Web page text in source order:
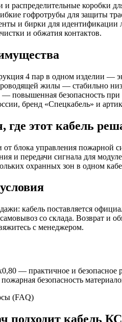
и распределительные коробки
гофротрубы для защиты
и бирки для идентификации
и обжатия контактов.
4 пар в одном изделии —
жилы — стабильно
повышенная безопасность при
бренд «Спецкабель» и
этот кабель
блока управления пожарной
и передачи сигнала для
охранных зон в одном
кабель поставляется
со склада. Возврат и
с менеджером.
— практичное и безопасное
безопасность
(FAQ)
подходит кабель